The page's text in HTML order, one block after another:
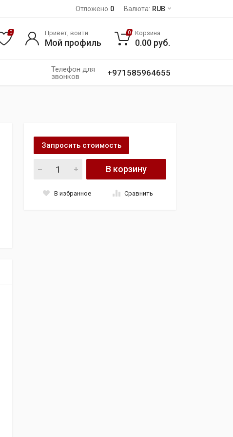
Отложено 0 Валюта: RUB
Телефон для
звонков
+971585964655
0 Привет, войти
Мой профиль
0 Корзина
0.00 руб.
Запросить стоимость
Toyota Land Cruiser 3.5TT VXR 2022 года quantity
В корзину
В избранное Сравнить